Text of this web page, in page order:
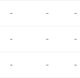
- - -
- - -
- - -